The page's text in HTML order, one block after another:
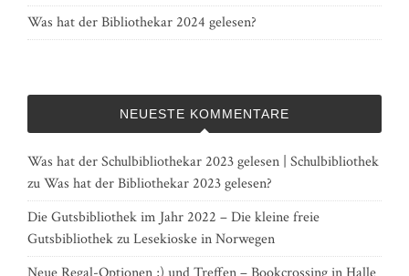
Was hat der Bibliothekar 2024 gelesen?
NEUESTE KOMMENTARE
Was hat der Schulbibliothekar 2023 gelesen | Schulbibliothek
zuWas hat der Bibliothekar 2023 gelesen?
Die Gutsbibliothek im Jahr 2022 – Die kleine freie
GutsbibliothekzuLesekioske in Norwegen